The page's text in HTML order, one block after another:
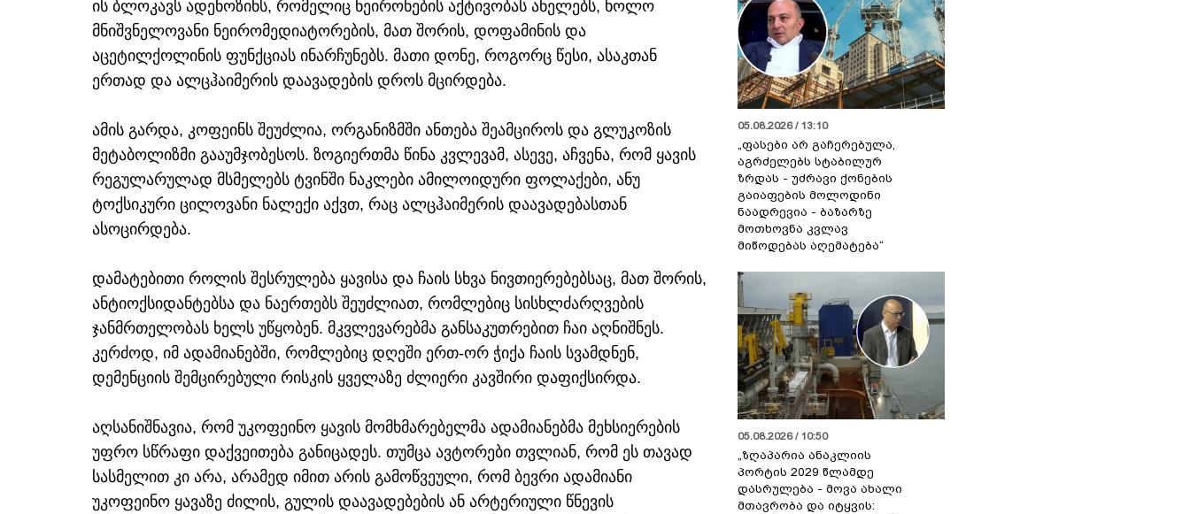
ის ბლოკავს ადენოზინს, რომელიც ნეირონების აქტივობას ანელებს, ხოლო
მნიშვნელოვანი ნეირომედიატორების, მათ შორის, დოფამინის და
აცეტილქოლინის ფუნქციას ინარჩუნებს. მათი დონე, როგორც წესი, ასაკთან
ერთად და ალცჰაიმერის დაავადების დროს მცირდება.
ამის გარდა, კოფეინს შეუძლია, ორგანიზმში ანთება შეამციროს და გლუკოზის
მეტაბოლიზმი გააუმჯობესოს. ზოგიერთმა წინა კვლევამ, ასევე, აჩვენა, რომ ყავის
რეგულარულად მსმელებს ტვინში ნაკლები ამილოიდური ფოლაქები, ანუ
ტოქსიკური ცილოვანი ნალექი აქვთ, რაც ალცჰაიმერის დაავადებასთან
ასოცირდება.
დამატებითი როლის შესრულება ყავისა და ჩაის სხვა ნივთიერებებსაც, მათ შორის,
ანტიოქსიდანტებსა და ნაერთებს შეუძლიათ, რომლებიც სისხლძარღვების
ჯანმრთელობას ხელს უწყობენ. მკვლევარებმა განსაკუთრებით ჩაი აღნიშნეს.
კერძოდ, იმ ადამიანებში, რომლებიც დღეში ერთ-ორ ჭიქა ჩაის სვამდნენ,
დემენციის შემცირებული რისკის ყველაზე ძლიერი კავშირი დაფიქსირდა.
აღსანიშნავია, რომ უკოფეინო ყავის მომხმარებელმა ადამიანებმა მეხსიერების
უფრო სწრაფი დაქვეითება განიცადეს. თუმცა ავტორები თვლიან, რომ ეს თავად
სასმელით კი არა, არამედ იმით არის გამოწვეული, რომ ბევრი ადამიანი
უკოფეინო ყავაზე ძილის, გულის დაავადებების ან არტერიული წნევის
05.08.2026 / 13:10
„ფასები არ გაჩერებულა,
აგრძელებს სტაბილურ
ზრდას - უძრავი ქონების
გაიაფების მოლოდინი
ნაადრევია - ბაზარზე
მოთხოვნა კვლავ
მიწოდებას აღემატება“
05.08.2026 / 10:50
„ზღაპარია ანაკლიის
პორტის 2029 წლამდე
დასრულება - მოვა ახალი
მთავრობა და იტყვის: